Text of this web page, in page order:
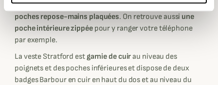
dedeux poches à souffletsavec rabats ainsi que dedeux
poches repose-mains plaquées. On retrouve aussi une
poche intérieure zippéepour y ranger votre téléphone
par exemple.
La veste Stratford estgarnie de cuirau niveau des
poignets et des poches inférieures et dispose de deux
badges Barbour en cuir en haut du dos et au niveau du